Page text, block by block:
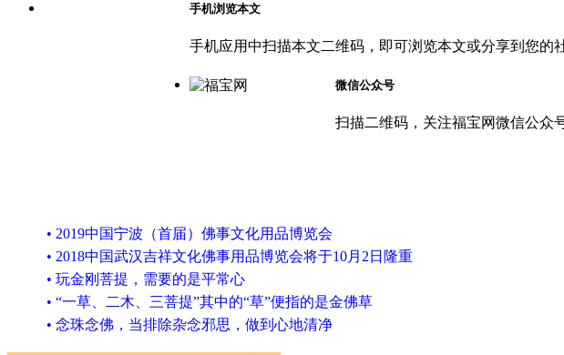
手机浏览本文
手机应用中扫描本文二维码，即可浏览本文或分享到您的
微信公众号
扫描二维码，关注福宝网微信公众
• 2019中国宁波（首届）佛事文化用品博览会
• 2018中国武汉吉祥文化佛事用品博览会将于10月2日隆重
• 玩金刚菩提，需要的是平常心
• “一草、二木、三菩提”其中的“草”便指的是金佛草
• 念珠念佛，当排除杂念邪思，做到心地清净